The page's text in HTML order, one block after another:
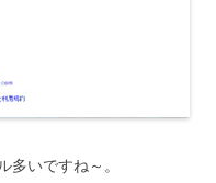
多いですね～。